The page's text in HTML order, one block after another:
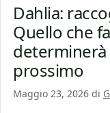
Dahlia:
Quello che
determinerà
prossimo
Maggio 23, 2026 di